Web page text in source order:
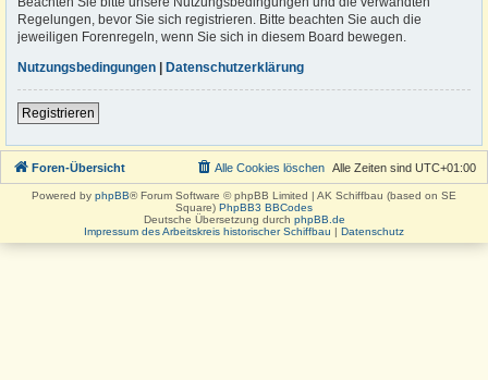
Regelungen, bevor Sie sich registrieren. Bitte beachten Sie auch die
jeweiligen Forenregeln, wenn Sie sich in diesem Board bewegen.
Nutzungsbedingungen | Datenschutzerklärung
Registrieren
Foren-Übersicht Alle Zeiten sind UTC+01:00
Alle Cookies löschen
Powered by phpBB® Forum Software © phpBB Limited | AK Schiffbau (based on SE
Square) PhpBB3 BBCodes
Deutsche Übersetzung durch phpBB.de
Impressum des Arbeitskreis historischer Schiffbau | Datenschutz